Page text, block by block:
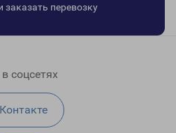
заказать перевозку
соцсетях